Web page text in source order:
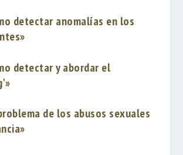
detectar anomalías en los
detectar y abordar el
de los abusos sexuales